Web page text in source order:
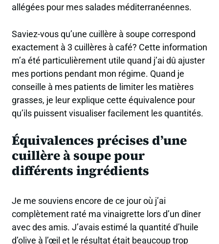
allégées pour mes salades méditerranéennes.
Saviez-vous qu’une cuillère à soupe correspond
exactement à 3 cuillères à café? Cette information
m’a été particulièrement utile quand j’ai dû ajuster
mes portions pendant mon régime. Quand je
conseille à mes patients de limiter les matières
grasses, je leur explique cette équivalence pour
qu’ils puissent visualiser facilement les quantités.
Équivalences précises d’une
cuillère à soupe pour
différents ingrédients
Je me souviens encore de ce jour où j’ai
complètement raté ma vinaigrette lors d’un dîner
avec des amis. J’avais estimé la quantité d’huile
d’olive à l’œil et le résultat était beaucoup trop